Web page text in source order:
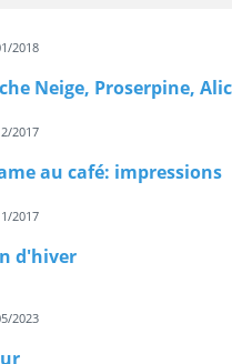
2018
2017
au café: impressions
2017
d'hiver
2023